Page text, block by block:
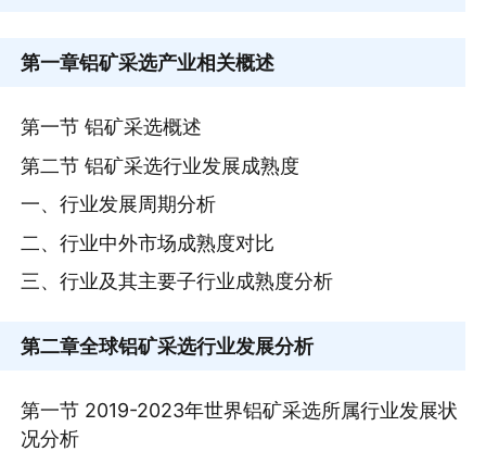
第一章铝矿采选产业相关概述
第一节 铝矿采选概述
第二节 铝矿采选行业发展成熟度
一、行业发展周期分析
二、行业中外市场成熟度对比
三、行业及其主要子行业成熟度分析
第二章全球铝矿采选行业发展分析
第一节 2019-2023年世界铝矿采选所属行业发展状
况分析